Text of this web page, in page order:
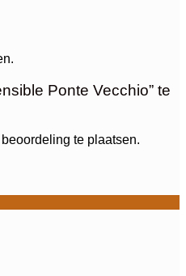
Ponte Vecchio” te
te plaatsen.